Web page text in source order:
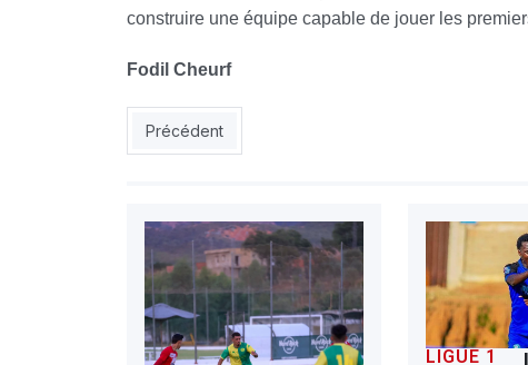
construire une équipe capable de jouer les
Fodil Cheurf
Article précédent : ESS : semaine décisive pour
Précédent
LIGUE 1